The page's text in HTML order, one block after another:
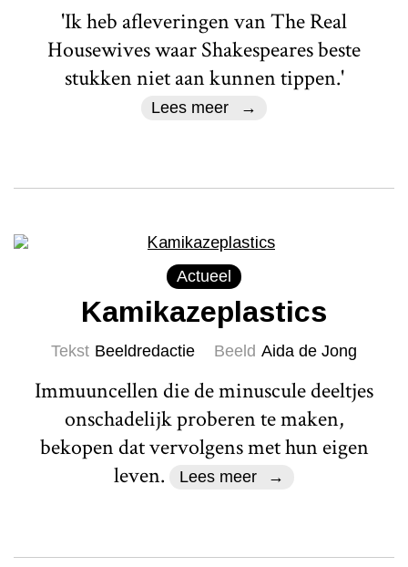
'Ik heb afleveringen van The Real
Housewives waar Shakespeares beste
stukken niet aan kunnen tippen.'
Lees meer
Actueel
Kamikazeplastics
Tekst Beeldredactie Beeld Aida de Jong
Immuuncellen die de minuscule deeltjes
onschadelijk proberen te maken,
bekopen dat vervolgens met hun eigen
leven.
Lees meer